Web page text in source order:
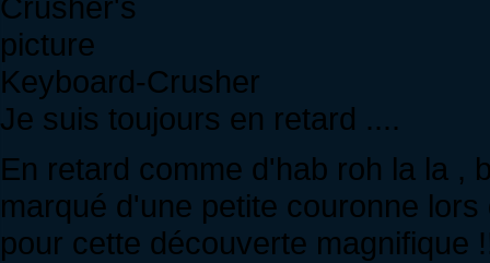
Keyboard-Crusher
Je suis toujours en retard ....
En retard comme d'hab roh la la ,
marqué d'une petite couronne
pour cette découverte magnifique